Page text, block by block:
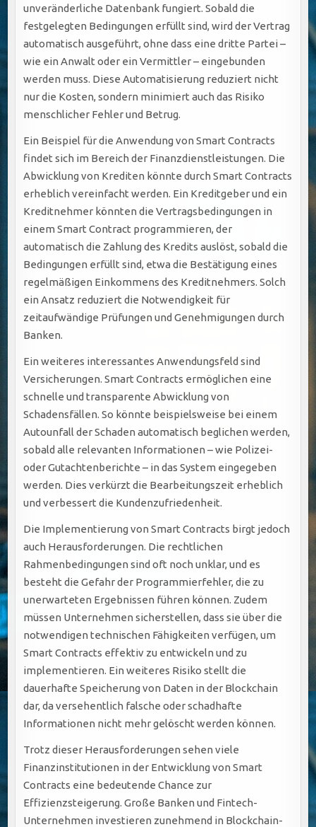
unveränderliche Datenbank fungiert. Sobald die
festgelegten Bedingungen erfüllt sind, wird der Vertrag
automatisch ausgeführt, ohne dass eine dritte Partei –
wie ein Anwalt oder ein Vermittler – eingebunden
werden muss. Diese Automatisierung reduziert nicht
nur die Kosten, sondern minimiert auch das Risiko
menschlicher Fehler und Betrug.
Ein Beispiel für die Anwendung von Smart Contracts
findet sich im Bereich der Finanzdienstleistungen. Die
Abwicklung von Krediten könnte durch Smart Contracts
erheblich vereinfacht werden. Ein Kreditgeber und ein
Kreditnehmer könnten die Vertragsbedingungen in
einem Smart Contract programmieren, der
automatisch die Zahlung des Kredits auslöst, sobald die
Bedingungen erfüllt sind, etwa die Bestätigung eines
regelmäßigen Einkommens des Kreditnehmers. Solch
ein Ansatz reduziert die Notwendigkeit für
zeitaufwändige Prüfungen und Genehmigungen durch
Banken.
Ein weiteres interessantes Anwendungsfeld sind
Versicherungen. Smart Contracts ermöglichen eine
schnelle und transparente Abwicklung von
Schadensfällen. So könnte beispielsweise bei einem
Autounfall der Schaden automatisch beglichen werden,
sobald alle relevanten Informationen – wie Polizei-
oder Gutachtenberichte – in das System eingegeben
werden. Dies verkürzt die Bearbeitungszeit erheblich
und verbessert die Kundenzufriedenheit.
Die Implementierung von Smart Contracts birgt jedoch
auch Herausforderungen. Die rechtlichen
Rahmenbedingungen sind oft noch unklar, und es
besteht die Gefahr der Programmierfehler, die zu
unerwarteten Ergebnissen führen können. Zudem
müssen Unternehmen sicherstellen, dass sie über die
notwendigen technischen Fähigkeiten verfügen, um
Smart Contracts effektiv zu entwickeln und zu
implementieren. Ein weiteres Risiko stellt die
dauerhafte Speicherung von Daten in der Blockchain
dar, da versehentlich falsche oder schadhafte
Informationen nicht mehr gelöscht werden können.
Trotz dieser Herausforderungen sehen viele
Finanzinstitutionen in der Entwicklung von Smart
Contracts eine bedeutende Chance zur
Effizienzsteigerung. Große Banken und Fintech-
Unternehmen investieren zunehmend in Blockchain-